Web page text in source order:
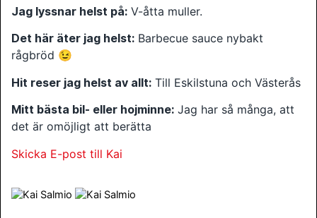
Jag lyssnar helst på: V-åtta muller.
Det här äter jag helst: Barbecue sauce nybakt
rågbröd 😉
Hit reser jag helst av allt: Till Eskilstuna och Västerås
Mitt bästa bil- eller hojminne: Jag har så många, att
det är omöjligt att berätta
Skicka E-post till Kai